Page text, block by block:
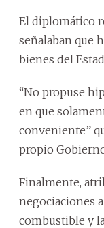
El diplomático
señalaban que
bienes del
“No propuse
en que
conveniente”
propio
Finalmente,
negociaciones
combustible y